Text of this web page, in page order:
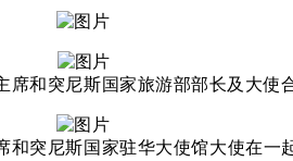
席和突尼斯国家旅游部部长及大使
和突尼斯国家驻华大使馆大使在一